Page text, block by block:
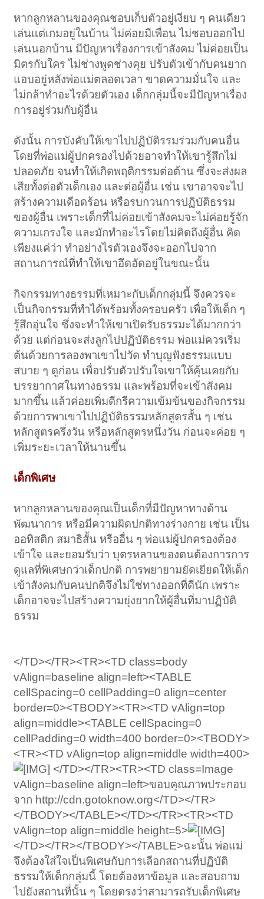
หากลูกหลานของคุณชอบเก็บตัวอยู่เงียบ ๆ คนเดียว
เล่นแต่เกมอยู่ในบ้าน ไม่ค่อยมีเพื่อน ไม่ชอบออกไป
เล่นนอกบ้าน มีปัญหาเรื่องการเข้าสังคม ไม่ค่อยเป็น
มิตรกับใคร ไม่ช่างพูดช่างคุย ปรับตัวเข้ากับคนยาก
แอบอยู่หลังพ่อแม่ตลอดเวลา ขาดความมั่นใจ และ
ไม่กล้าทำอะไรด้วยตัวเอง เด็กกลุ่มนี้จะมีปัญหาเรื่อง
การอยู่ร่วมกับผู้อื่น
ดังนั้น การบังคับให้เขาไปปฏิบัติรรมร่วมกับคนอื่น
โดยที่พ่อแม่ผู้ปกครองไปด้วยอาจทำให้เขารู้สึกไม่
ปลอดภัย จนทำให้เกิดพฤติกรรมต่อต้าน ซึ่งจะส่งผล
เสียทั้งต่อตัวเด็กเอง และต่อผู้อื่น เช่น เขาอาจจะไป
สร้างความเดือดร้อน หรือรบกวนการปฏิบัติธรรม
ของผู้อื่น เพราะเด็กที่ไม่ค่อยเข้าสังคมจะไม่ค่อยรู้จัก
ความเกรงใจ และมักทำอะไรโดยไม่คิดถึงผู้อื่น คิด
เพียงแค่ว่า ทำอย่างไรตัวเองจึงจะออกไปจาก
สถานการณ์ที่ทำให้เขาอึดอัดอยู่ในขณะนั้น
กิจกรรมทางธรรมที่เหมาะกับเด็กกลุ่มนี้ จึงควรจะ
เป็นกิจกรรมที่ทำได้พร้อมทั้งครอบครัว เพื่อให้เด็ก ๆ
รู้สึกอุ่นใจ ซึ่งจะทำให้เขาเปิดรับธรรมะได้มากกว่า
ด้วย แต่ก่อนจะส่งลูกไปปฏิบัติธรรม พ่อแม่ควรเริ่ม
ต้นด้วยการลองพาเขาไปวัด ทำบุญฟังธรรมแบบ
สบาย ๆ ดูก่อน เพื่อปรับตัวปรับใจเขาให้คุ้นเคยกับ
บรรยากาศในทางธรรม และพร้อมที่จะเข้าสังคม
มากขึ้น แล้วค่อยเพิ่มดีกรีความเข้มข้นของกิจกรรม
ด้วยการพาเขาไปปฏิบัติธรรมหลักสูตรสั้น ๆ เช่น
หลักสูตรครึ่งวัน หรือหลักสูตรหนึ่งวัน ก่อนจะค่อย ๆ
เพิ่มระยะเวลาให้นานขึ้น
เด็กพิเศษ
หากลูกหลานของคุณเป็นเด็กที่มีปัญหาทางด้าน
พัฒนาการ หรือมีความผิดปกติทางร่างกาย เช่น เป็น
ออทิสติก สมาธิสั้น หรืออื่น ๆ พ่อแม่ผู้ปกครองต้อง
เข้าใจ และยอมรับว่า บุตรหลานของตนต้องการการ
ดูแลที่พิเศษกว่าเด็กปกติ การพยายามยัดเยียดให้เด็ก
เข้าสังคมกับคนปกติจึงไม่ใช่ทางออกที่ดีนัก เพราะ
เด็กอาจจะไปสร้างความยุ่งยากให้ผู้อื่นที่มาปฏิบัติ
ธรรม
</TD></TR><TR><TD class=body
vAlign=baseline align=left><TABLE
cellSpacing=0 cellPadding=0 align=center
border=0><TBODY><TR><TD vAlign=top
align=middle><TABLE cellSpacing=0
cellPadding=0 width=400 border=0><TBODY>
<TR><TD vAlign=top align=middle width=400>
</TD></TR><TR><TD class=Image
vAlign=baseline align=left>ขอบคุณภาพประกอบ
จาก http://cdn.gotoknow.org</TD></TR>
</TBODY></TABLE></TD></TR><TR><TD
vAlign=top align=middle height=5>
</TD></TR></TBODY></TABLE>ฉะนั้น พ่อแม่
จึงต้องใส่ใจเป็นพิเศษกับการเลือกสถานที่ปฏิบัติ
ธรรมให้เด็กกลุ่มนี้ โดยต้องหาข้อมูล และสอบถาม
ไปยังสถานที่นั้น ๆ โดยตรงว่าสามารถรับเด็กพิเศษ